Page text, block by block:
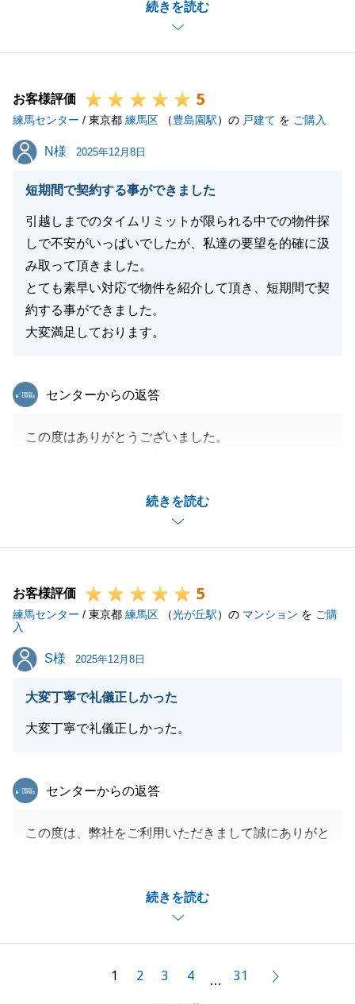
続きを読む
無事にお引渡しを終えることができ、私共も安堵して
今回、ご購入のみならずご売却のサポートまでお任せ
今後もお困りのことなどがございましたら、いつでも
お気軽にご相談くださいませ。
_引き続き、末永いお付き合いのほどよろしくお願い
申し上げます。
お客様評価 5
練馬センター / 東京都 練馬区 （豊島園駅）の 戸建て を ご購入
N様
N様 2025年12月8日
短期間で契約する事ができました
引越しまでのタイムリミットが限られる中での物件探
しで不安がいっぱいでしたが、私達の要望を的確に汲
み取って頂きました。
とても素早い対応で物件を紹介して頂き、短期間で契
約する事ができました。
大変満足しております。
続きを読む
東急リバブル
センターからの返答
この度はありがとうございました。
今後とも不動産に関するご相談があればお気軽にご連
絡下さい。引き続きよろしくお願いします。
閉じる
お客様評価 5
練馬センター / 東京都 練馬区 （光が丘駅）の マンション を ご購
入
S様
S様 2025年12月8日
大変丁寧で礼儀正しかった
大変丁寧で礼儀正しかった。
続きを読む
東急リバブル
センターからの返答
この度は、弊社をご利用いただきまして誠にありがと
もあったかと思いますが、最後までスムーズなお手続
きにご協力いただきましてありがとうございました。
これからリフォームかと思いますが、ご満足いく素敵
今後とも、何かございましたらお気軽にご相談くださ
1 2 3 4 … 31